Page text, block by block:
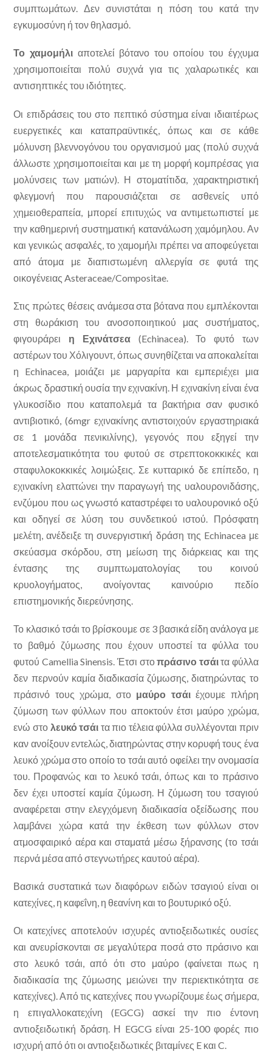
συμπτωμάτων. Δεν συνιστάται η πόση του κατά την
εγκυμοσύνη ή τον θηλασμό.
Το χαμομήλι αποτελεί βότανο του οποίου του έγχυμα
χρησιμοποιείται πολύ συχνά για τις χαλαρωτικές και
αντισηπτικές του ιδιότητες.
Οι επιδράσεις του στο πεπτικό σύστημα είναι ιδιαιτέρως
ευεργετικές και καταπραϋντικές, όπως και σε κάθε
μόλυνση βλεννογόνου του οργανισμού μας (πολύ συχνά
άλλωστε χρησιμοποιείται και με τη μορφή κομπρέσας για
μολύνσεις των ματιών). Η στοματίτιδα, χαρακτηριστική
φλεγμονή που παρουσιάζεται σε ασθενείς υπό
χημειοθεραπεία, μπορεί επιτυχώς να αντιμετωπιστεί με
την καθημερινή συστηματική κατανάλωση χαμόμηλου. Αν
και γενικώς ασφαλές, το χαμομήλι πρέπει να αποφεύγεται
από άτομα με διαπιστωμένη αλλεργία σε φυτά της
οικογένειας Asteraceae/Compositae.
Στις πρώτες θέσεις ανάμεσα στα βότανα που εμπλέκονται
στη θωράκιση του ανοσοποιητικού μας συστήματος,
φιγουράρει η Εχινάτσεα(Echinacea). Το φυτό των
αστέρων του Χόλιγουντ, όπως συνηθίζεται να αποκαλείται
η Echinacea, μοιάζει με μαργαρίτα και εμπεριέχει μια
άκρως δραστική ουσία την εχινακίνη. Η εχινακίνη είναι ένα
γλυκοσίδιο που καταπολεμά τα βακτήρια σαν φυσικό
αντιβιοτικό, (6mgr εχινακίνης αντιστοιχούν εργαστηριακά
σε 1 μονάδα πενικιλίνης), γεγονός που εξηγεί την
αποτελεσματικότητα του φυτού σε στρεπτοκοκκικές και
σταφυλοκοκκικές λοιμώξεις. Σε κυτταρικό δε επίπεδο, η
εχινακίνη ελαττώνει την παραγωγή της υαλουρονιδάσης,
ενζύμου που ως γνωστό καταστρέφει το υαλουρονικό οξύ
και οδηγεί σε λύση του συνδετικού ιστού. Πρόσφατη
μελέτη, ανέδειξε τη συνεργιστική δράση της Echinacea με
σκεύασμα σκόρδου, στη μείωση της διάρκειας και της
έντασης της συμπτωματολογίας του κοινού
κρυολογήματος, ανοίγοντας καινούριο πεδίο
επιστημονικής διερεύνησης.
Το κλασικό τσάι το βρίσκουμε σε 3 βασικά είδη ανάλογα με
το βαθμό ζύμωσης που έχουν υποστεί τα φύλλα του
φυτού Camellia Sinensis. Έτσι στοπράσινο τσάιτα φύλλα
δεν περνούν καμία διαδικασία ζύμωσης, διατηρώντας το
πράσινό τους χρώμα, στο μαύρο τσάιέχουμε πλήρη
ζύμωση των φύλλων που αποκτούν έτσι μαύρο χρώμα,
ενώ στο λευκό τσάι τα πιο τέλεια φύλλα συλλέγονται πριν
καν ανοίξουν εντελώς, διατηρώντας στην κορυφή τους ένα
λευκό χρώμα στο οποίο το τσάι αυτό οφείλει την ονομασία
του. Προφανώς και το λευκό τσάι, όπως και το πράσινο
δεν έχει υποστεί καμία ζύμωση. Η ζύμωση του τσαγιού
αναφέρεται στην ελεγχόμενη διαδικασία οξείδωσης που
λαμβάνει χώρα κατά την έκθεση των φύλλων στον
ατμοσφαιρικό αέρα και σταματά μέσω ξήρανσης (το τσάι
περνά μέσα από στεγνωτήρες καυτού αέρα).
Βασικά συστατικά των διαφόρων ειδών τσαγιού είναι οι
κατεχίνες, η καφεΐνη, η θεανίνη και το βουτυρικό οξύ.
Οι κατεχίνες αποτελούν ισχυρές αντιοξειδωτικές ουσίες
και ανευρίσκονται σε μεγαλύτερα ποσά στο πράσινο και
στο λευκό τσάι, από ότι στο μαύρο (φαίνεται πως η
διαδικασία της ζύμωσης μειώνει την περιεκτικότητα σε
κατεχίνες). Από τις κατεχίνες που γνωρίζουμε έως σήμερα,
η επιγαλλοκατεχίνη (EGCG) ασκεί την πιο έντονη
αντιοξειδωτική δράση. Η EGCG είναι 25-100 φορές πιο
ισχυρή από ότι οι αντιοξειδωτικές βιταμίνες E και C.